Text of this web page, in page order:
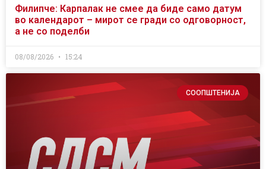
Филипче: Карпалак не смее да биде само датум
во календарот – мирот се гради со одговорност,
а не со поделби
08/08/2026 15:24
СООПШТЕНИЈА